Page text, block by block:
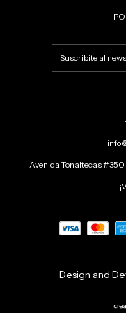
Avenida Tonaltecas
Design and